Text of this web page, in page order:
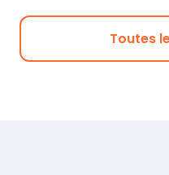
Maison & Déco
Toutes